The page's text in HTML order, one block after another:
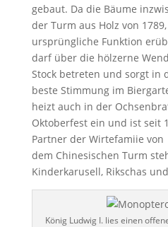
gebaut. Da die Bäume
der Turm aus Holz von
ursprüngliche Funktion
darf über die hölzerne
Stock betreten und sorgt in
beste Stimmung im
heizt auch in der
Oktoberfest ein und ist seit
Partner der Wirtefamiie
dem Chinesischen Turm
Kinderkarusell, Rikschas
König Ludwig I. lies einen